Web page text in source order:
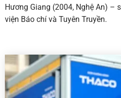
Hương Giang (2004, Nghệ An) –
viện Báo chí và Tuyên Truyền.